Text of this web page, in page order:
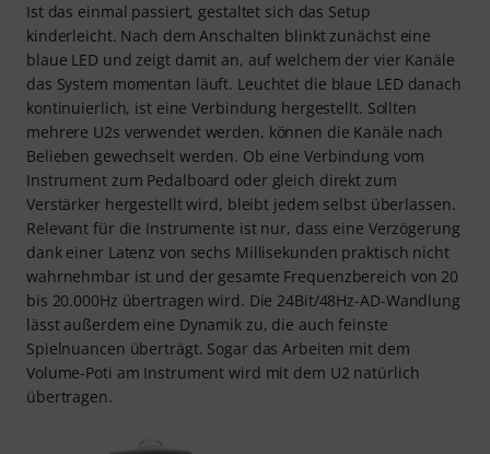
Ist das einmal passiert, gestaltet sich das Setup
kinderleicht. Nach dem Anschalten blinkt zunächst eine
blaue LED und zeigt damit an, auf welchem der vier Kanäle
das System momentan läuft. Leuchtet die blaue LED danach
kontinuierlich, ist eine Verbindung hergestellt. Sollten
mehrere U2s verwendet werden, können die Kanäle nach
Belieben gewechselt werden. Ob eine Verbindung vom
Instrument zum Pedalboard oder gleich direkt zum
Verstärker hergestellt wird, bleibt jedem selbst überlassen.
Relevant für die Instrumente ist nur, dass eine Verzögerung
dank einer Latenz von sechs Millisekunden praktisch nicht
wahrnehmbar ist und der gesamte Frequenzbereich von 20
bis 20.000Hz übertragen wird. Die 24Bit/48Hz-AD-Wandlung
lässt außerdem eine Dynamik zu, die auch feinste
Spielnuancen überträgt. Sogar das Arbeiten mit dem
Volume-Poti am Instrument wird mit dem U2 natürlich
übertragen.